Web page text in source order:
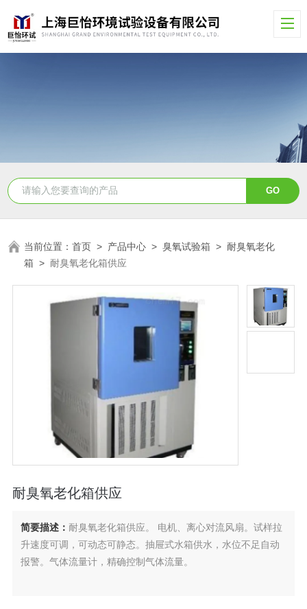
当前位置：首页 > 产品中心 >臭氧试验箱 > 耐臭氧老化
箱 > 耐臭氧老化箱供应
耐臭氧老化箱供应
简要描述： 耐臭氧老化箱供应。 电机、离心对流风扇。试样拉
升速度可调，可动态可静态。抽屉式水箱供水，水位不足自动
报警。气体流量计，精确控制气体流量。